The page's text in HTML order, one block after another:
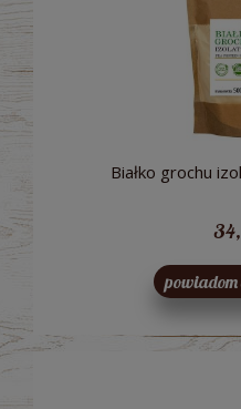
Białko grochu
powiadom